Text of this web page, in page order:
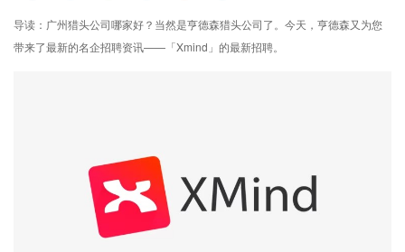
导读： 广州猎头公司哪家好？当然是亨德森猎头公司了。今天，亨德森又为您
带来了最新的名企招聘资讯——「Xmind」的最新招聘。